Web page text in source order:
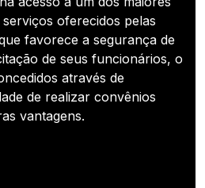
oferecidos pelas
favorece a segurança de
de seus funcionários, o
através de
de realizar convênios
vantagens.